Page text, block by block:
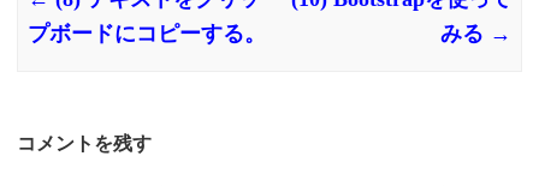
プボードにコピーする。
みる →
コメントを残す